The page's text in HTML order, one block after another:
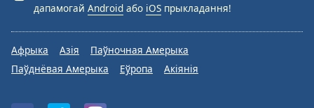
дапамогай Android або iOS прыкладання!
Афрыка Азія
Паўночная Амерыка
Паўднёвая Амерыка
Еўропа Акіянія